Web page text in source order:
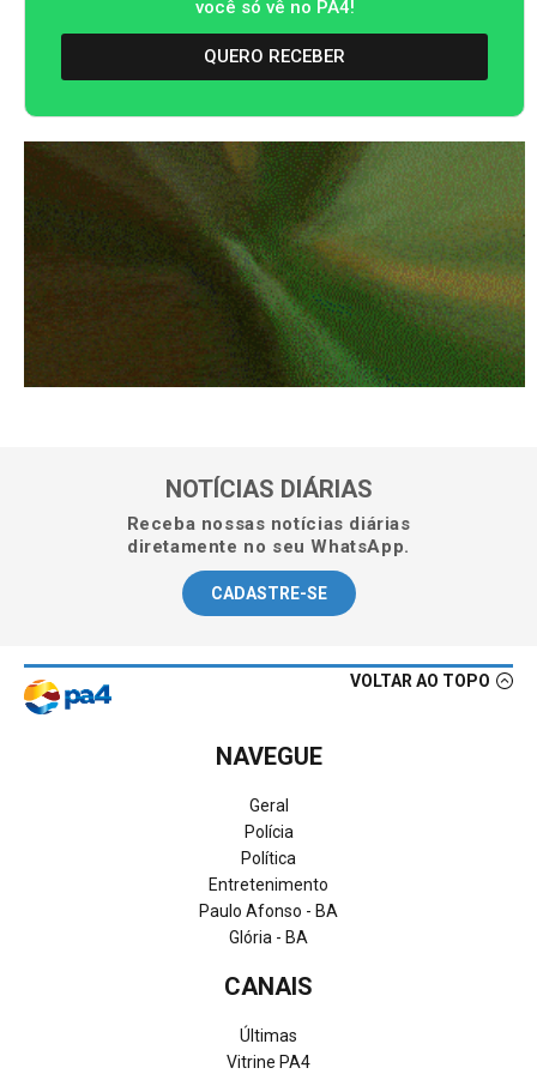
você só vê no PA4!
QUERO RECEBER
NOTÍCIAS DIÁRIAS
Receba nossas notícias diárias
diretamente no seu WhatsApp.
CADASTRE-SE
VOLTAR AO TOPO
NAVEGUE
Geral
Polícia
Política
Entretenimento
Paulo Afonso - BA
Glória - BA
CANAIS
Últimas
Vitrine PA4